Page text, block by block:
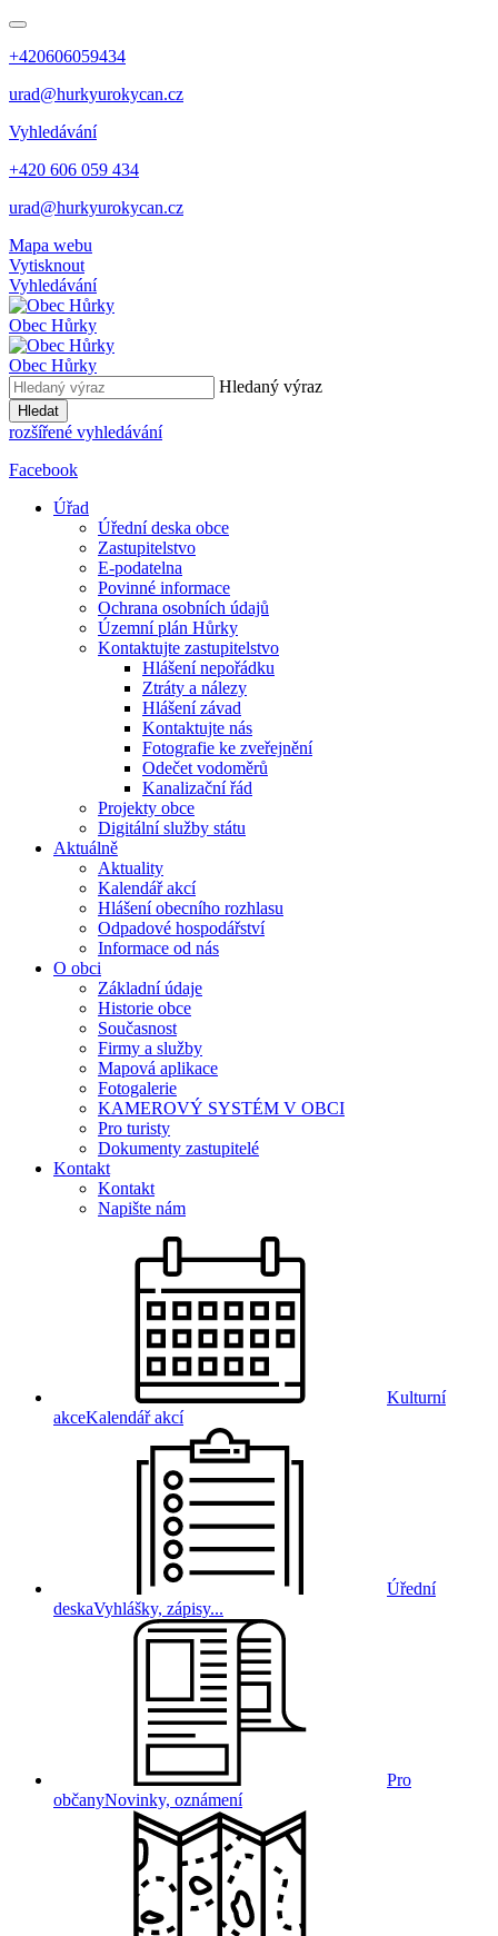
+420606059434
urad@hurkyurokycan.cz
Vyhledávání
+420 606 059 434
urad@hurkyurokycan.cz
Mapa webu
Vytisknout
Vyhledávání
Obec Hůrky
Obec Hůrky
Hledaný výraz
Hledat
rozšířené vyhledávání
Facebook
Úřad
Úřední deska obce
Zastupitelstvo
E-podatelna
Povinné informace
Ochrana osobních údajů
Územní plán Hůrky
Kontaktujte zastupitelstvo
Hlášení nepořádku
Ztráty a nálezy
Hlášení závad
Kontaktujte nás
Fotografie ke zveřejnění
Odečet vodoměrů
Kanalizační řád
Projekty obce
Digitální služby státu
Aktuálně
Aktuality
Kalendář akcí
Hlášení obecního rozhlasu
Odpadové hospodářství
Informace od nás
O obci
Základní údaje
Historie obce
Současnost
Firmy a služby
Mapová aplikace
Fotogalerie
KAMEROVÝ SYSTÉM V OBCI
Pro turisty
Dokumenty zastupitelé
Kontakt
Kontakt
Napište nám
Kulturní
akceKalendář akcí
Úřední
deskaVyhlášky, zápisy...
Pro
občanyNovinky, oznámení